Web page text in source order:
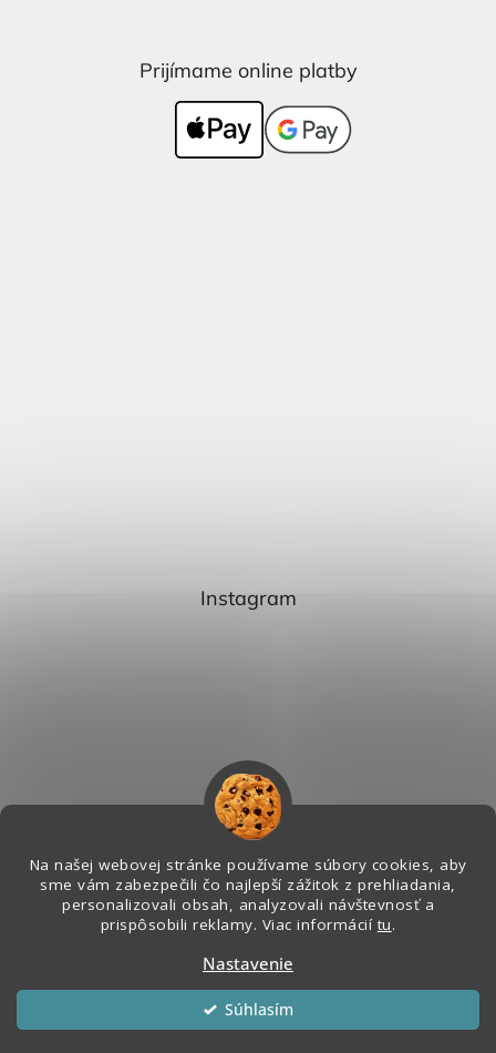
Na našej webovej stránke používame súbory cookies, aby
sme vám zabezpečili čo najlepší zážitok z prehliadania,
personalizovali obsah, analyzovali návštevnosť a
prispôsobili reklamy. Viac informácií tu.
Nastavenie
Súhlasím
Prijímame online platby
Instagram
Sledovať na Instagrame